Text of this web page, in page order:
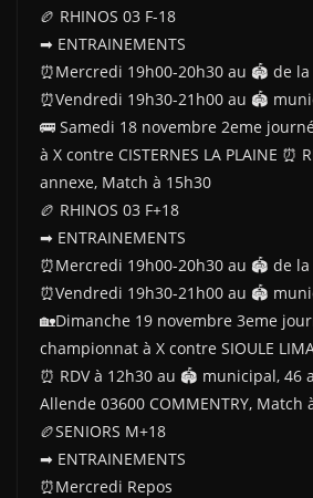
🏉 RHINOS 03 F-18
➡ ENTRAINEMENTS
⏰Mercredi 19h00-20h30 au 🏟 de la
⏰Vendredi 19h30-21h00 au 🏟
🚌 Samedi 18 novembre 2eme
à X contre CISTERNES LA PLAINE ⏰
annexe, Match à 15h30
🏉 RHINOS 03 F+18
➡ ENTRAINEMENTS
⏰Mercredi 19h00-20h30 au 🏟 de la
⏰Vendredi 19h30-21h00 au 🏟
🏡Dimanche 19 novembre 3eme
championnat à X contre SIOULE
⏰ RDV à 12h30 au 🏟 municipal, 46
Allende 03600 COMMENTRY, Match
🏉SENIORS M+18
➡ ENTRAINEMENTS
⏰Mercredi Repos